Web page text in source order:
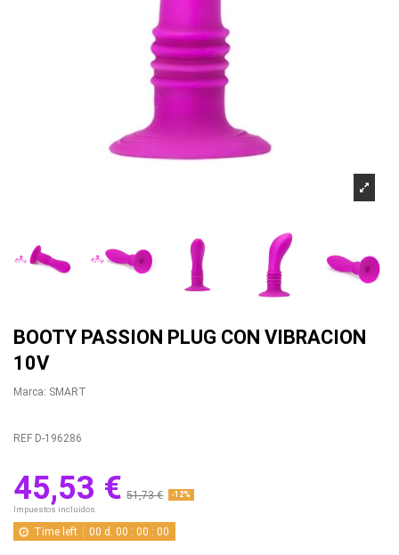
BOOTY PASSION PLUG CON VIBRACION
10V
Marca: SMART
REF D-196286
45,53 € 51,73 € -12%
Impuestos incluidos
Time left 00 d. 00 :00 :00